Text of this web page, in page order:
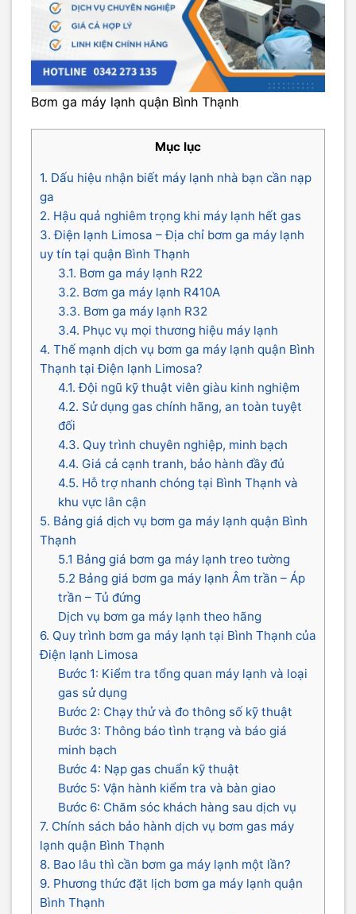
Bơm ga máy lạnh quận Bình Thạnh
Mục lục
1. Dấu hiệu nhận biết máy lạnh nhà bạn cần nạp
ga
2. Hậu quả nghiêm trọng khi máy lạnh hết gas
3. Điện lạnh Limosa – Địa chỉ bơm ga máy lạnh
uy tín tại quận Bình Thạnh
3.1. Bơm ga máy lạnh R22
3.2. Bơm ga máy lạnh R410A
3.3. Bơm ga máy lạnh R32
3.4. Phục vụ mọi thương hiệu máy lạnh
4. Thế mạnh dịch vụ bơm ga máy lạnh quận Bình
Thạnh tại Điện lạnh Limosa?
4.1. Đội ngũ kỹ thuật viên giàu kinh nghiệm
4.2. Sử dụng gas chính hãng, an toàn tuyệt
đối
4.3. Quy trình chuyên nghiệp, minh bạch
4.4. Giá cả cạnh tranh, bảo hành đầy đủ
4.5. Hỗ trợ nhanh chóng tại Bình Thạnh và
khu vực lân cận
5. Bảng giá dịch vụ bơm ga máy lạnh quận Bình
Thạnh
5.1 Bảng giá bơm ga máy lạnh treo tường
5.2 Bảng giá bơm ga máy lạnh Âm trần – Áp
trần – Tủ đứng
Dịch vụ bơm ga máy lạnh theo hãng
6. Quy trình bơm ga máy lạnh tại Bình Thạnh của
Điện lạnh Limosa
Bước 1: Kiểm tra tổng quan máy lạnh và loại
gas sử dụng
Bước 2: Chạy thử và đo thông số kỹ thuật
Bước 3: Thông báo tình trạng và báo giá
minh bạch
Bước 4: Nạp gas chuẩn kỹ thuật
Bước 5: Vận hành kiểm tra và bàn giao
Bước 6: Chăm sóc khách hàng sau dịch vụ
7. Chính sách bảo hành dịch vụ bơm gas máy
lạnh quận Bình Thạnh
8. Bao lâu thì cần bơm ga máy lạnh một lần?
9. Phương thức đặt lịch bơm ga máy lạnh quận
Bình Thạnh